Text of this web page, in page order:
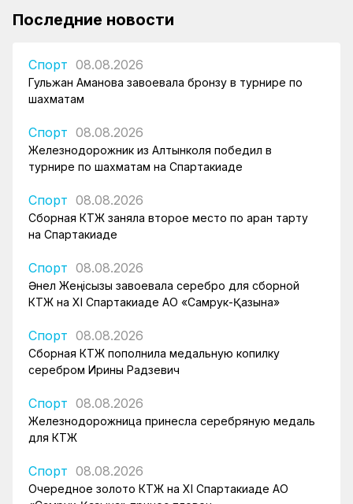
Последние новости
Спорт 08.08.2026
Гульжан Аманова завоевала бронзу в турнире по
шахматам
Спорт 08.08.2026
Железнодорожник из Алтынколя победил в
турнире по шахматам на Спартакиаде
Спорт 08.08.2026
Сборная КТЖ заняла второе место по арқан тарту
на Спартакиаде
Спорт 08.08.2026
Әнел Жеңісқызы завоевала серебро для сборной
КТЖ на XI Спартакиаде АО «Самрук-Қазына»
Спорт 08.08.2026
Сборная КТЖ пополнила медальную копилку
серебром Ирины Радзевич
Спорт 08.08.2026
Железнодорожница принесла серебряную медаль
для КТЖ
Спорт 08.08.2026
Очередное золото КТЖ на XI Спартакиаде АО